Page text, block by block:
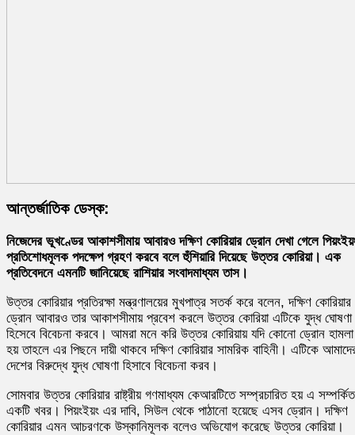
আন্তর্জাতিক ডেস্ক:
নিজেদের ভূখণ্ডের আকাশসীমায় আবারও দক্ষিণ কোরিয়ার ড্রোন দেখা গেলে
প্রতিশোধমূলক পদক্ষেপ গ্রহণ করবে বলে হুঁশিয়ারি দিয়েছে উত্তর কোরিয়া। এক
প্রতিবেদনে এমনটি জানিয়েছে রাশিয়ার সংবাদমাধ্যম তাস।
উত্তর কোরিয়ার প্রতিরক্ষা মন্ত্রণালয়ের মুখপাত্র সতর্ক করে বলেন, দক্ষিণ কোরিয়ার
ড্রোন আবারও তার আকাশসীমায় প্রবেশ করলে উত্তর কোরিয়া এটিকে যুদ্ধ ঘোষণা
হিসেবে বিবেচনা করবে। আমরা মনে করি উত্তর কোরিয়ায় যদি কোনো ড্রোন হামলা
হয় তাহলে এর পিছনে দায়ী থাকবে দক্ষিণ কোরিয়ার সামরিক বাহিনী। এটিকে
দেশের বিরুদ্ধে যুদ্ধ ঘোষণা হিসাবে বিবেচনা করব।
সোমবার উত্তর কোরিয়ার রাষ্ট্রীয় গণমাধ্যম কেআরটিতে সম্প্রচারিত হয় এ সম্পর্কিত
একটি খবর। পিয়ংইয়ং এর দাবি, সিউল থেকে পাঠানো হয়েছে এসব ড্রোন। দক্ষিণ
কোরিয়ার এমন আচরণকে উস্কানিমূলক বলেও অভিযোগ করেছে উত্তর কোরিয়া।